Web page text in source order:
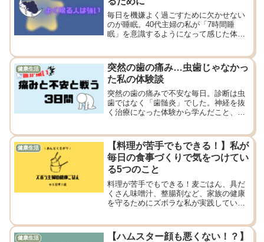
毎日を機嫌よく過ごすために欠かせない
のが睡眠。40代主婦の私が「7時間睡
眠」を意識するようになって感じた体と
健康生活
突然の歯の痛み…虫歯じゃなかっ
た私の体験談
突然の歯の痛みで不安な毎日。診断は虫
歯ではなく「歯髄炎」でした。神経を抜
く治療になった体験から学んだこと、歯
健康生活
【料理が苦手でもできる！】私が
毎日の食事づくりで気をつけてい
る5つのこと
料理が苦手でもできる！麦ごはん、具だ
くさん味噌汁、整腸剤など、家族の健康
を守るためにズボラな私が実践している5
健康生活
【ハムスター顔も悪くない！？】